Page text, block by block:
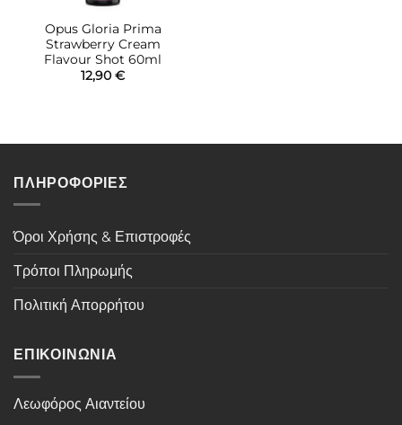
Opus Gloria Prima
Strawberry Cream
Flavour Shot 60ml
12,90 €
ΠΛΗΡΟΦΟΡΙΕΣ
Όροι Χρήσης & Επιστροφές
Τρόποι Πληρωμής
Πολιτική Απορρήτου
ΕΠΙΚΟΙΝΩΝΙΑ
Λεωφόρος Αιαντείου